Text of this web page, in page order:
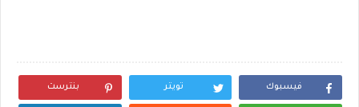
فيسبوك تويتر بنترست